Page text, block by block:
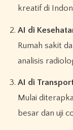
kreatif di
AI di
Rumah sakit
analisis
AI di
Mulai
besar dan uji